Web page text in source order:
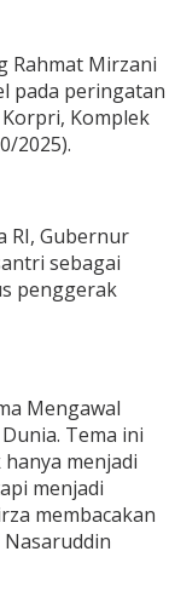
Rahmat Mirzani
pada peringatan
Komplek
2025).
RI, Gubernur
sebagai
penggerak
Mengawal
Tema ini
menjadi
menjadi
membacakan